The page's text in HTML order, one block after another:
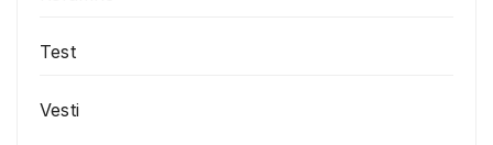
Test
Vesti